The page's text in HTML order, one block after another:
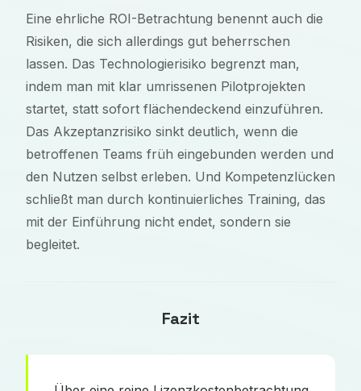
Eine ehrliche ROI-Betrachtung benennt auch die
Risiken, die sich allerdings gut beherrschen
lassen. Das Technologierisiko begrenzt man,
indem man mit klar umrissenen Pilotprojekten
startet, statt sofort flächendeckend einzuführen.
Das Akzeptanzrisiko sinkt deutlich, wenn die
betroffenen Teams früh eingebunden werden und
den Nutzen selbst erleben. Und Kompetenzlücken
schließt man durch kontinuierliches Training, das
mit der Einführung nicht endet, sondern sie
begleitet.
Fazit